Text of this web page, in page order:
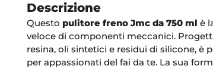
Descrizione
Questo pulitore freno Jmc da 750 ml è
veloce di componenti meccanici.
resina, oli sintetici e residui di silicone, è
per appassionati del fai da te. La sua